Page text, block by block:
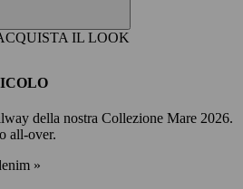
IL LOOK
della nostra Collezione Mare 2026.
all-over.
»